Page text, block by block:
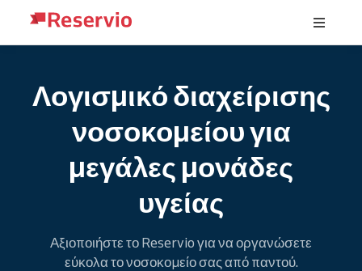
Λογισμικό διαχείρισης
νοσοκομείου για
μεγάλες μονάδες
υγείας
Αξιοποιήστε το Reservio για να οργανώσετε
εύκολα το νοσοκομείο σας από παντού.